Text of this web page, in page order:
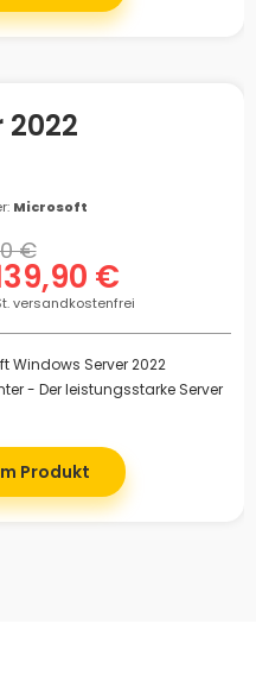
Microsoft
€
€
versandkostenfrei
Windows Server 2022
- Der leistungsstarke Server
Produkt